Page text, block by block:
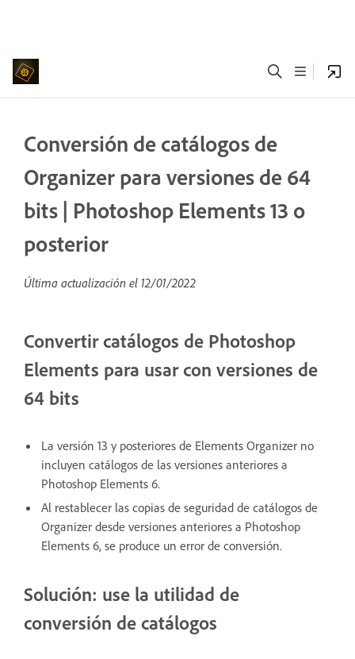
Conversión de catálogos de
Organizer para versiones de 64
bits | Photoshop Elements 13 o
posterior
Última actualización el 12/01/2022
Convertir catálogos de Photoshop
Elements para usar con versiones de
64 bits
La versión 13 y posteriores de Elements Organizer no
incluyen catálogos de las versiones anteriores a
Photoshop Elements 6.
Al restablecer las copias de seguridad de catálogos de
Organizer desde versiones anteriores a Photoshop
Elements 6, se produce un error de conversión.
Solución: use la utilidad de
conversión de catálogos